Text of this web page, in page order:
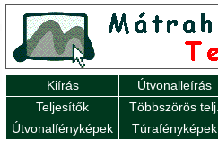
Kiírás Útvonalleírás
Teljesítők
Többszörös telj.
Útvonalfényképek
Túrafényképek